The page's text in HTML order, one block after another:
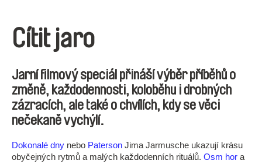
Cítit jaro
Jarní filmový speciál přináší výběr příběhů o
změně, každodennosti, koloběhu i drobných
zázracích, ale také o chvílích, kdy se věci
nečekaně vychýlí.
Dokonalé dny nebo Paterson Jima Jarmusche ukazují krásu
obyčejných rytmů a malých každodenních rituálů. Osm hor a